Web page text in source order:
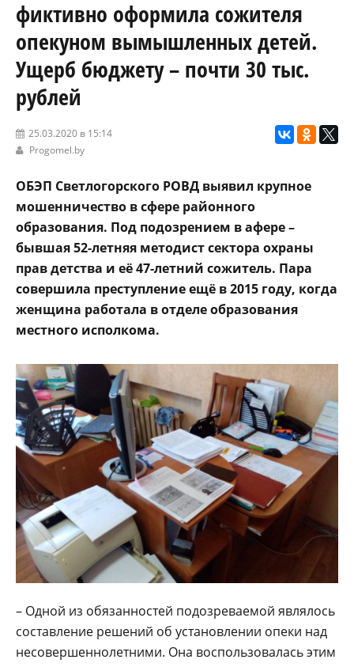
фиктивно оформила сожителя
опекуном вымышленных детей.
Ущерб бюджету – почти 30 тыс.
рублей
25.03.2020 в 15:14
Progomel.by
ОБЭП Светлогорского РОВД выявил крупное
мошенничество в сфере районного
образования. Под подозрением в афере –
бывшая 52-летняя методист сектора охраны
прав детства и её 47-летний сожитель. Пара
совершила преступление ещё в 2015 году, когда
женщина работала в отделе образования
местного исполкома.
– Одной из обязанностей подозреваемой являлось
составление решений об установлении опеки над
несовершеннолетними. Она воспользовалась этим